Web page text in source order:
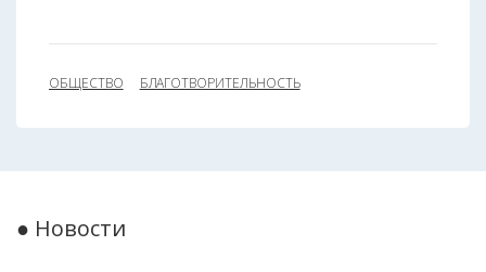
ОБЩЕСТВО БЛАГОТВОРИТЕЛЬНОСТЬ
● Новости